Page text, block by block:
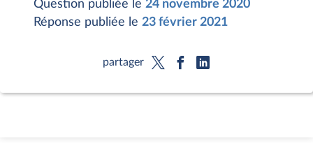
Question publiée le 24 novembre 2020
Réponse publiée le 23 février 2021
partager